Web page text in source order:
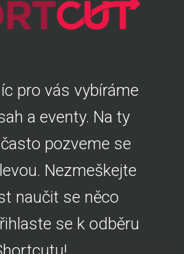
pro vás vybíráme
a eventy. Na ty
pozveme se
Nezmeškejte
naučit se něco
se k odběru